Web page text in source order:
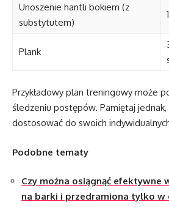
Unoszenie hantli bokiem (z
substytutem)
Plank
Przykładowy plan treningowy może
śledzeniu postępów. Pamiętaj
dostosować do swoich
Podobne tematy
Czy można osiągnąć efektywne
na barki i przedramiona tylko w